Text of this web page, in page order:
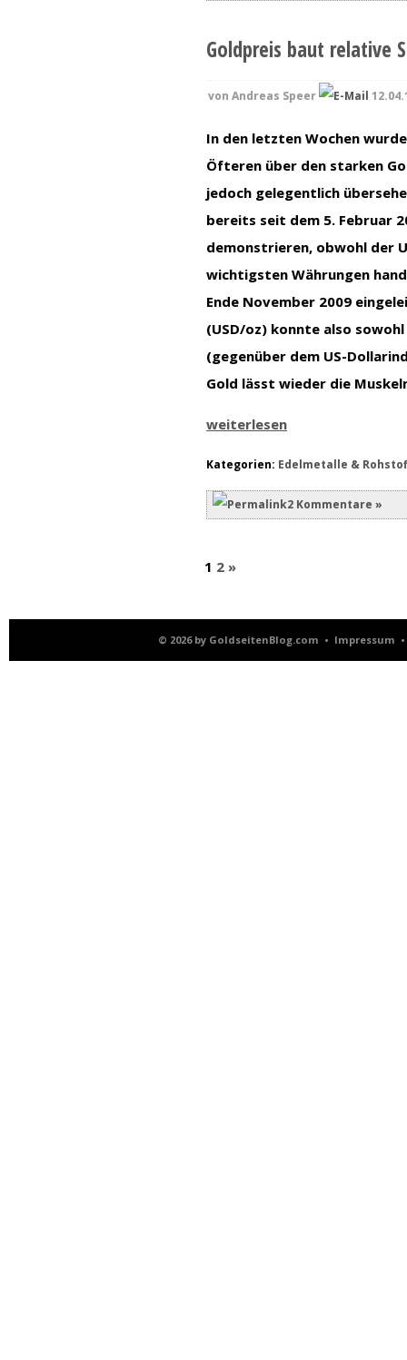
Goldpreis baut relative
von Andreas Speer
In den letzten Wochen
Öfteren über den starken
jedoch gelegentlich
bereits seit dem 5. Februar
demonstrieren, obwohl der
wichtigsten Währungen
Ende November 2009
(USD/oz) konnte also
(gegenüber dem US-
Gold lässt wieder die
weiterlesen
Kategorien: Edelmetalle &
2 Kommentare »
1 2 »
© 2026 by GoldseitenBlog.com • Impressum